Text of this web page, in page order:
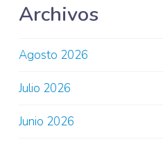
Archivos
Agosto 2026
Julio 2026
Junio 2026